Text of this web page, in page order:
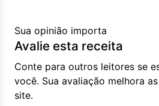
Sua opinião importa
Avalie esta receita
Conte para outros leitores se
você. Sua avaliação melhora
site.